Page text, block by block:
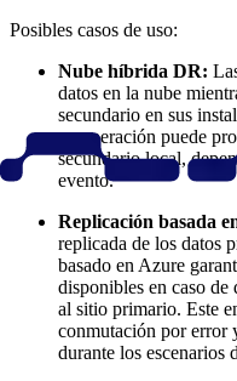
Posibles casos de uso:
Nube híbrida DR:
datos en la nube
secundario en sus
recuperación puede
secundario local,
evento.
Replicación basada
replicada de los datos
basado en Azure
disponibles en caso de
al sitio primario. Este
conmutación por error
durante los escenarios